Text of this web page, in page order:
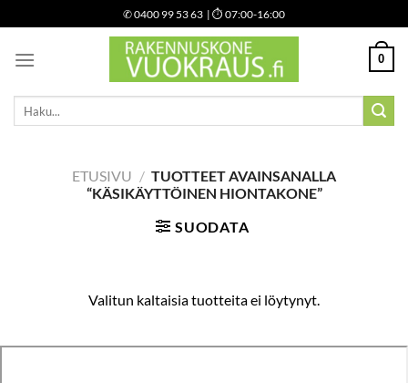
to
content
✆0400 99 53 63 | ⏱ 07:00-16:00
0
Etsi:
ETUSIVU / TUOTTEET AVAINSANALLA
“KÄSIKÄYTTÖINEN HIONTAKONE”
SUODATA
Valitun kaltaisia tuotteita ei löytynyt.